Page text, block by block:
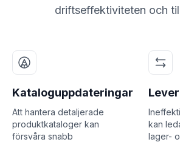
driftseffektiviteten och
Kataloguppdateringar
Att hantera detaljerade
produktkataloger kan
försvåra snabb
kan
lager-